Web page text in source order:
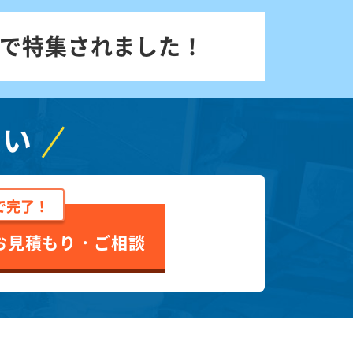
特集されました！
完了！
見積もり・ご相談